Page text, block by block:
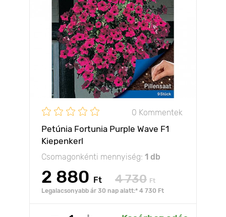
0 Kommentek
Petúnia Fortunia Purple Wave F1
Kiepenkerl
Csomagonkénti mennyiség: 1 db
2 880 Ft 4 730 Ft
Legalacsonyabb ár 30 nap alatt:* 4 730 Ft